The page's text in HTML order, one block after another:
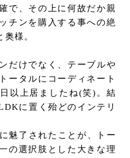
で、その上に何故だか親
チンを購入する事への絶
様。
だけでなく、テーブルや
ータルにコーディネート
以上居ましたね(笑)。結
に置く殆どのインテリ
魅了されたことが、トー
の選択肢とした大きな理